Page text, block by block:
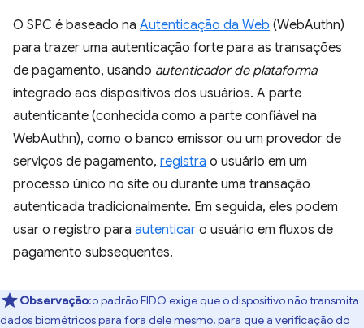
O SPC é baseado na Autenticação da Web (WebAuthn)
para trazer uma autenticação forte para as transações
de pagamento, usando autenticador de plataforma
integrado aos dispositivos dos usuários. A parte
autenticante (conhecida como a parte confiável na
WebAuthn), como o banco emissor ou um provedor de
serviços de pagamento, registra o usuário em um
processo único no site ou durante uma transação
autenticada tradicionalmente. Em seguida, eles podem
usar o registro para autenticar o usuário em fluxos de
pagamento subsequentes.
Observação:o padrão FIDO exige que o dispositivo não transmita
dados biométricos para fora dele mesmo, para que a verificação do